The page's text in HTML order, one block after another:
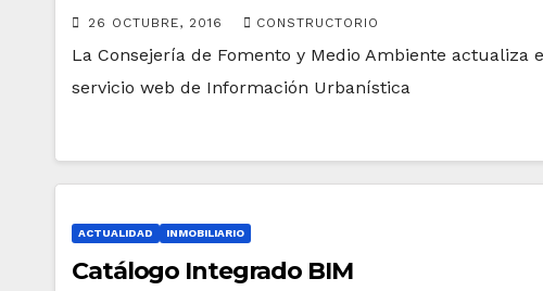
26 OCTUBRE, 2016 CONSTRUCTORIO
La Consejería de Fomento y Medio Ambiente
servicio web de Información Urbanística
ACTUALIDAD INMOBILIARIO
Catálogo Integrado BIM